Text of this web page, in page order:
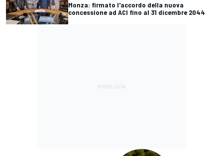
Monza: firmato l'accordo della nuova
concessione ad ACI fino al 31 dicembre 2044